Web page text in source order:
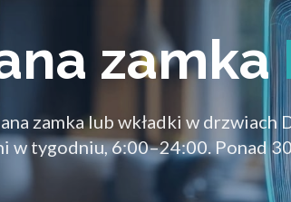
zamka
zamka lub wkładki w drzwiach
w tygodniu, 6:00–24:00. Ponad